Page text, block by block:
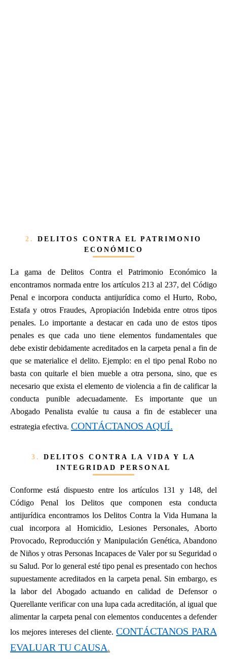
2. DELITOS CONTRA EL PATRIMONIO
ECONÓMICO
La gama de Delitos Contra el Patrimonio Económico la
encontramos normada entre los artículos 213 al 237, del Código
Penal e incorpora conducta antijurídica como el Hurto, Robo,
Estafa y otros Fraudes, Apropiación Indebida entre otros tipos
penales. Lo importante a destacar en cada uno de estos tipos
penales es que cada uno tiene elementos fundamentales que
debe existir debidamente acreditados en la carpeta penal a fin de
que se materialice el delito. Ejemplo: en el tipo penal Robo no
basta con quitarle el bien mueble a otra persona, sino, que es
necesario que exista el elemento de violencia a fin de calificar la
conducta punible adecuadamente. Es importante que un
Abogado Penalista evalúe tu causa a fin de establecer una
estrategia efectiva. CONTÁCTANOS AQUÍ.
3. DELITOS CONTRA LA VIDA Y LA
INTEGRIDAD PERSONAL
Conforme está dispuesto entre los artículos 131 y 148, del
Código Penal los Delitos que componen esta conducta
antijurídica encontramos los Delitos Contra la Vida Humana la
cual incorpora al Homicidio, Lesiones Personales, Aborto
Provocado, Reproducción y Manipulación Genética, Abandono
de Niños y otras Personas Incapaces de Valer por su Seguridad o
su Salud. Por lo general esté tipo penal es presentado con hechos
supuestamente acreditados en la carpeta penal. Sin embargo, es
la labor del Abogado actuando en calidad de Defensor o
Querellante verificar con una lupa cada acreditación, al igual que
alimentar la carpeta penal con elementos conducentes a defender
los mejores intereses del cliente.CONTÁCTANOS PARA
EVALUAR TU CAUSA.